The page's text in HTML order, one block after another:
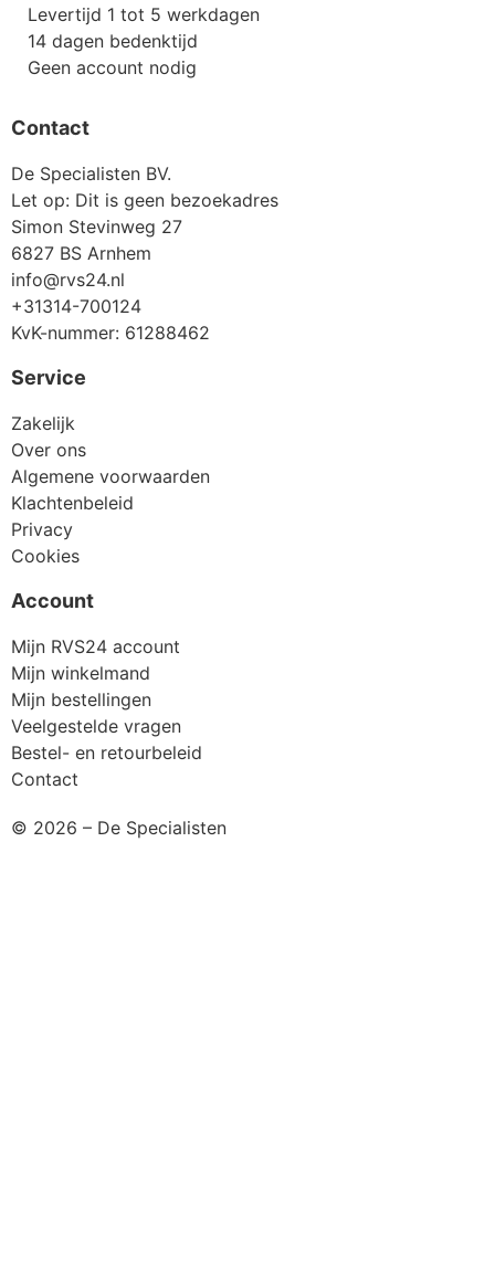
Levertijd 1 tot 5 werkdagen
14 dagen bedenktijd
Geen account nodig
Contact
De Specialisten BV.
Let op: Dit is geen bezoekadres
Simon Stevinweg 27
6827 BS Arnhem
info@rvs24.nl
+31314-700124
KvK-nummer: 61288462
Service
Zakelijk
Over ons
Algemene voorwaarden
Klachtenbeleid
Privacy
Cookies
Account
Mijn RVS24 account
Mijn winkelmand
Mijn bestellingen
Veelgestelde vragen
Bestel- en retourbeleid
Contact
© 2026 – De Specialisten